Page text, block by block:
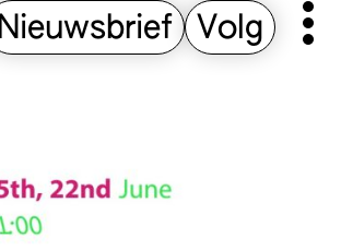
Nieuwsbrief Volg